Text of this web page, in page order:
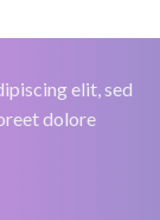
elit, sed
dolore